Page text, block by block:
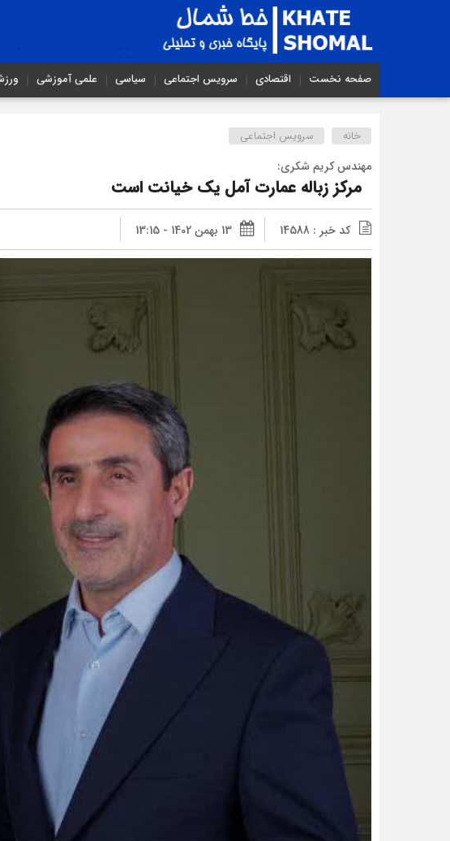
صفحه نخست اقتصادی سرویس اجتماعی سیاسی علمی آموزشی
خانه سرویس اجتماعی
مهندس کریم شکری:
مرکز زباله عمارت آمل یک خیانت است
کد خبر : 14588 13 بهمن 1402 - 13:15